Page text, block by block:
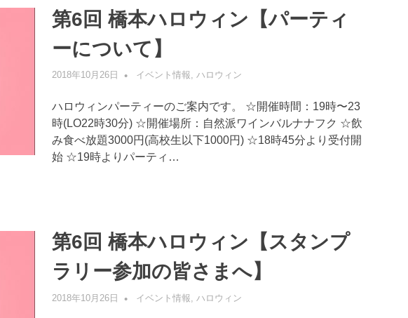
第6回 橋本ハロウィン【パーティ
ーについて】
2018年10月26日 管理者
イベント情報, ハロウィン
ハロウィンパーティーのご案内です。 ☆開催時間：19時〜23
時(LO22時30分) ☆開催場所：自然派ワインバルナナフク ☆飲
み食べ放題3000円(高校生以下1000円) ☆18時45分より受付開
始 ☆19時よりパーティ…
第6回 橋本ハロウィン【スタンプ
ラリー参加の皆さまへ】
2018年10月26日 管理者
イベント情報 ハロウィン